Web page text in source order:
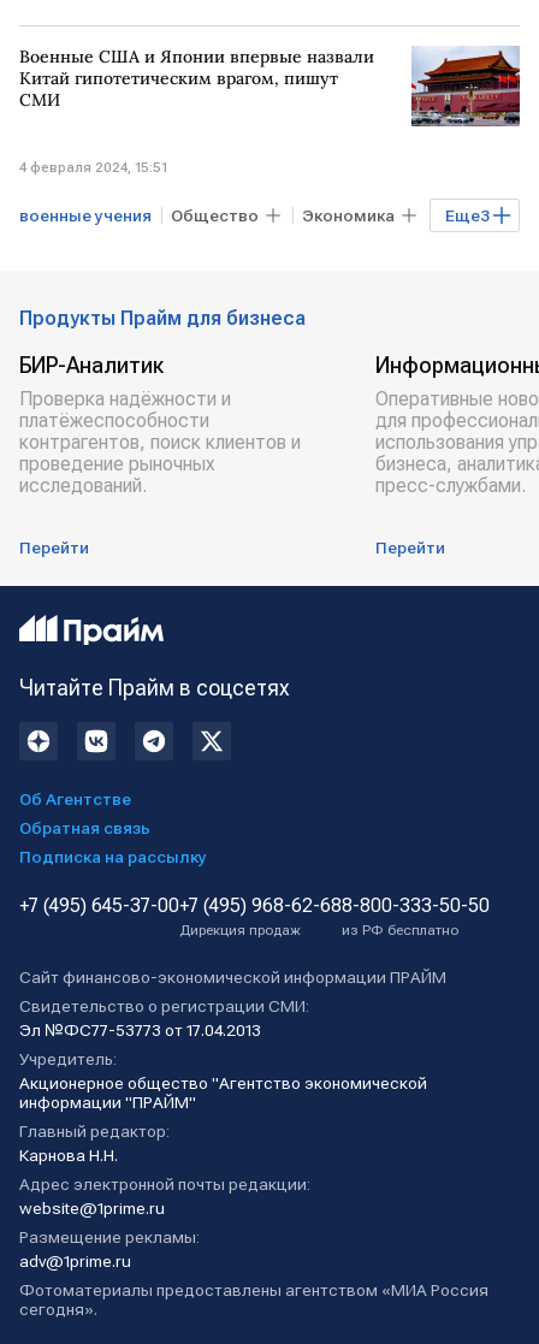
Военные США и Японии впервые назвали
Китай гипотетическим врагом, пишут
СМИ
4 февраля 2024, 15:51
Еще3
военные учения Общество Экономика
Продукты Прайм для бизнеса
БИР-Аналитик
Проверка надёжности и
платёжеспособности
контрагентов, поиск клиентов и
проведение рыночных
исследований.
Перейти
Оперативные
для
использования
бизнеса,
пресс-службами.
Перейти
Читайте Прайм в соцсетях
Об Агентстве
Обратная связь
Подписка на рассылку
+7 (495) 645-37-00+7 (495) 968-62-68
Дирекция продаж
8-800-333-50-50
из РФ бесплатно
Сайт финансово-экономической информации ПРАЙМ
Свидетельство о регистрации СМИ:
Эл №ФС77-53773 от 17.04.2013
Учредитель:
Акционерное общество "Агентство экономической
информации "ПРАЙМ"
Главный редактор:
Карнова Н.Н.
Адрес электронной почты редакции:
website@1prime.ru
Размещение рекламы:
adv@1prime.ru
Фотоматериалы предоставлены агентством «МИА Россия
сегодня».